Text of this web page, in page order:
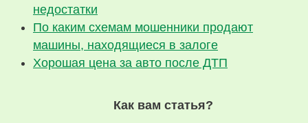
недостатки
По каким схемам мошенники продают
машины, находящиеся в залоге
Хорошая цена за авто после ДТП
Как вам статья?